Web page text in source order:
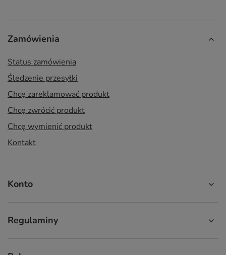
Zamówienia
Status zamówienia
Śledzenie przesyłki
Chcę zareklamować produkt
Chcę zwrócić produkt
Chcę wymienić produkt
Kontakt
Konto
Regulaminy